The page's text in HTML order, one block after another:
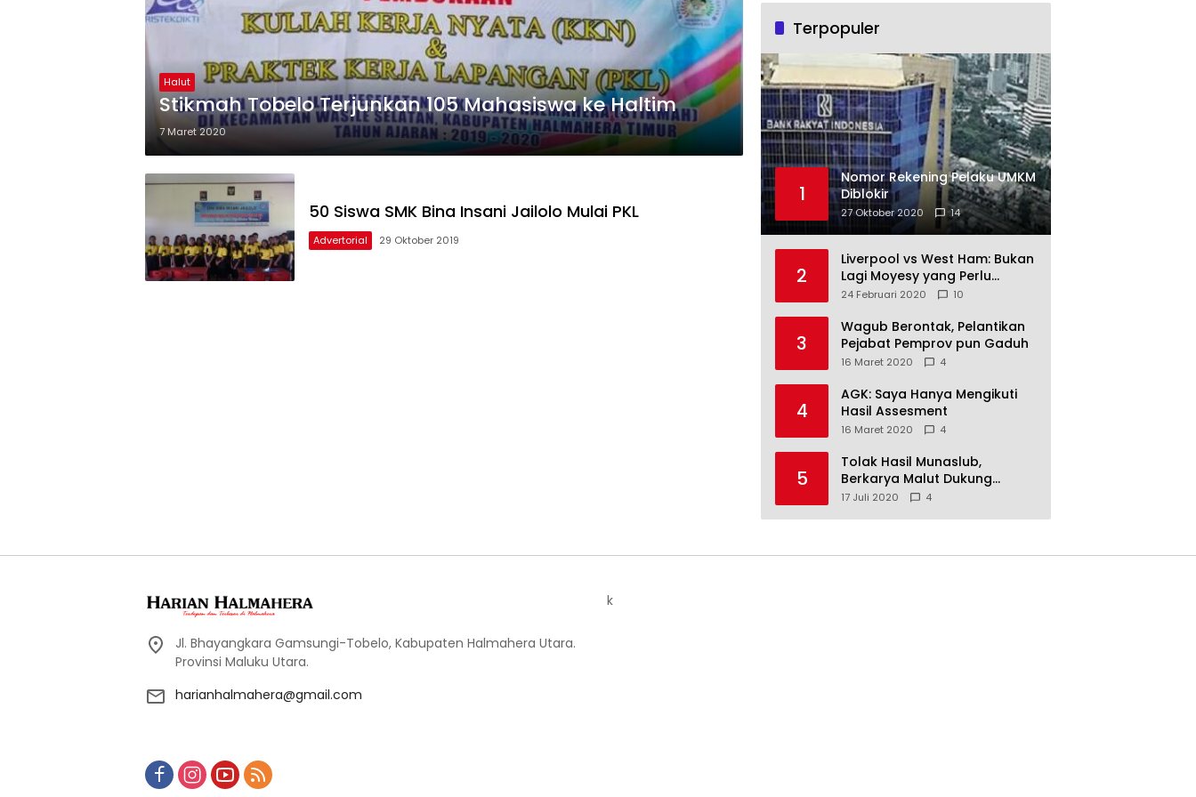
Halut
Stikmah Tobelo Terjunkan 105 Mahasiswa ke Haltim
7 Maret 2020
50 Siswa SMK Bina Insani Jailolo Mulai PKL
Advertorial 29 Oktober 2019
Terpopuler
1
Nomor Rekening Pelaku UMKM
Diblokir
27 Oktober 2020 14
2
Liverpool vs West Ham: Bukan
Lagi Moyesy yang Perlu
Ditakuti
24 Februari 2020 10
3
Wagub Berontak, Pelantikan
Pejabat Pemprov pun Gaduh
16 Maret 2020 4
4
AGK: Saya Hanya Mengikuti
Hasil Assesment
16 Maret 2020 4
5
Tolak Hasil Munaslub,
Berkarya Malut Dukung
Tommy Soeharto
17 Juli 2020 4
Jl. Bhayangkara Gamsungi-Tobelo, Kabupaten Halmahera Utara.
Provinsi Maluku Utara.
harianhalmahera@gmail.com
k